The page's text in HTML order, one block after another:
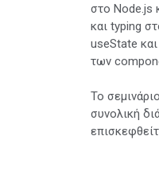
στο Node.js
και typing
useState
των
Το
συνολική